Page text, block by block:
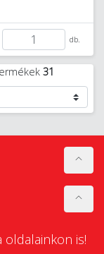
db.
31
oldalainkon is!